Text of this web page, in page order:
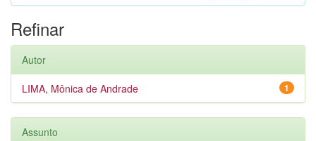
Refinar
Autor
1
LIMA, Mônica de Andrade
Assunto